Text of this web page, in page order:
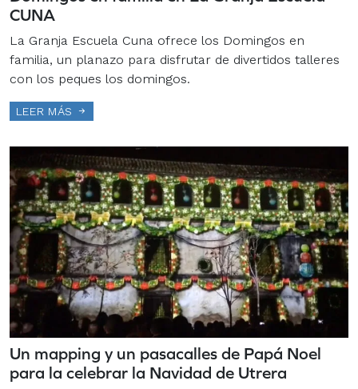
CUNA
La Granja Escuela Cuna ofrece los Domingos en
familia, un planazo para disfrutar de divertidos talleres
con los peques los domingos.
LEER MÁS
Un mapping y un pasacalles de Papá Noel
para la celebrar la Navidad de Utrera